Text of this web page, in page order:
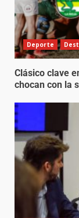
Deporte
Clásico clave
chocan con la